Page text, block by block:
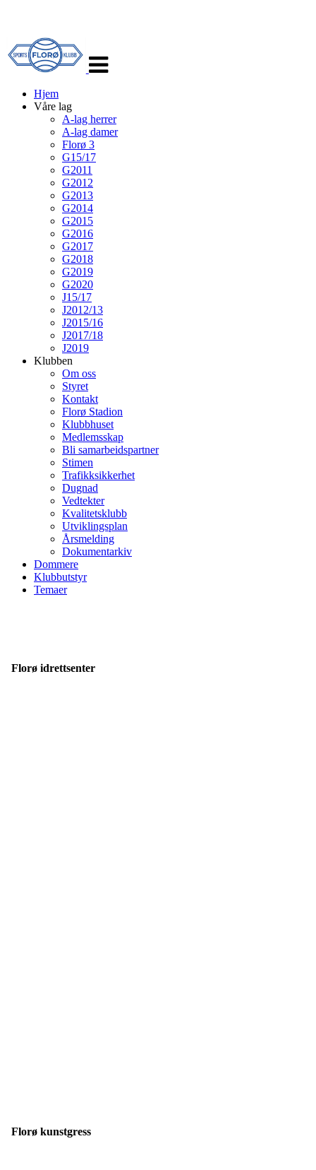
navigasjon
Hjem
Våre lag
A-lag herrer
A-lag damer
Florø 3
G15/17
G2011
G2012
G2013
G2014
G2015
G2016
G2017
G2018
G2019
G2020
J15/17
J2012/13
J2015/16
J2017/18
J2019
Klubben
Om oss
Styret
Kontakt
Florø Stadion
Klubbhuset
Medlemsskap
Bli samarbeidspartner
Stimen
Trafikksikkerhet
Dugnad
Vedtekter
Kvalitetsklubb
Utviklingsplan
Årsmelding
Dokumentarkiv
Dommere
Klubbutstyr
Temaer
Florø idrettsenter
Florø kunstgress